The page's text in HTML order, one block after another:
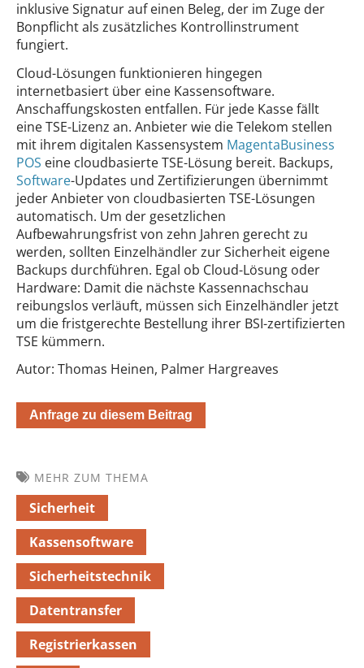
inklusive Signatur auf einen Beleg, der im Zuge der
Bonpflicht als zusätzliches Kontrollinstrument
fungiert.
Cloud-Lösungen funktionieren hingegen
internetbasiert über eine Kassensoftware.
Anschaffungskosten entfallen. Für jede Kasse fällt
eine TSE-Lizenz an. Anbieter wie die Telekom stellen
mit ihrem digitalen Kassensystem MagentaBusiness
POS eine cloudbasierte TSE-Lösung bereit. Backups,
Software-Updates und Zertifizierungen übernimmt
jeder Anbieter von cloudbasierten TSE-Lösungen
automatisch. Um der gesetzlichen
Aufbewahrungsfrist von zehn Jahren gerecht zu
werden, sollten Einzelhändler zur Sicherheit eigene
Backups durchführen. Egal ob Cloud-Lösung oder
Hardware: Damit die nächste Kassennachschau
reibungslos verläuft, müssen sich Einzelhändler jetzt
um die fristgerechte Bestellung ihrer BSI-zertifizierten
TSE kümmern.
Autor: Thomas Heinen, Palmer Hargreaves
Anfrage zu diesem Beitrag
MEHR ZUM THEMA
Sicherheit
Kassensoftware
Sicherheitstechnik
Datentransfer
Registrierkassen